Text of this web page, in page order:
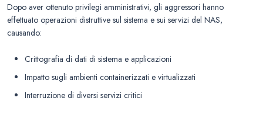
Dopo aver ottenuto privilegi amministrativi, gli aggressori hanno
effettuato operazioni distruttive sul sistema e sui servizi del NAS,
causando:
Crittografia di dati di sistema e applicazioni
Impatto sugli ambienti containerizzati e virtualizzati
Interruzione di diversi servizi critici